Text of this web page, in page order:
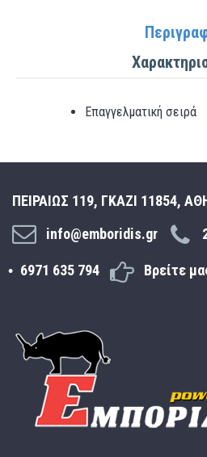
Επαγγελματική σειρά
ΠΕΙΡΑΙΩΣ 119, ΓΚΑΖΙ 11854,
info@emboridis.gr
6971 635 794 Βρείτε